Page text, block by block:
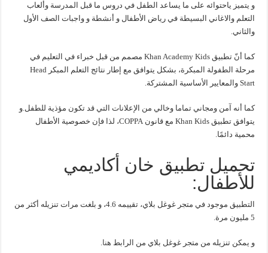
و يتميز ياحتوائه على ما يساعد الطفل في دروس ما قبل المدرسة وألعاب
التعلم والاغاني البسيطة في رياض الأطفال و أنشطة و واجبات الصف الأول
والثاني.
كما أنّ تطبيق Khan Academy Kids مصمم من قبل خبراء في التعليم في
مرحلة الطفولة المبكرة، بشكل يتوافق مع إطار نتائج التعلم المبكر Head
Start والمعايير الأساسية المشتركة.
كما أنه آمن ومجاني تماما وخالي من الإعلانات التي قد تكون مؤذية للطفل.و
يتوافق تطبيق Khan Kids مع قانون COPPA، لذا فإن خصوصية الأطفال
محمية دائمًا.
تحميل تطبيق خان أكاديمي
للأطفال:
التطبيق موجود في متجر غوغل بلاي، تقييمه 4.6، و بلغت مرات تنزيله أكثر من
5 مليون مرة.
و يمكن تنزيله من متجر غوغل بلاي من الرابط هنا.